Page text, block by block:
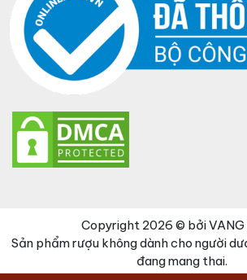
Copyright 2026 © bởi VANG
Sản phẩm rượu không dành cho người
đang mang thai.